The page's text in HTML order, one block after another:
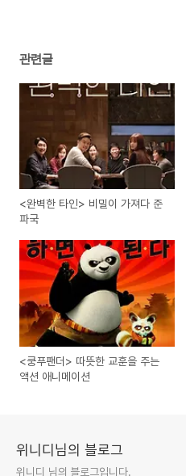
관련글
<완벽한 타인> 비밀이 가져다 준
파국
<쿵푸팬더> 따뜻한 교훈을 주는
액션 애니메이션
위니디님의 블로그
위니디 님의 블로그입니다.